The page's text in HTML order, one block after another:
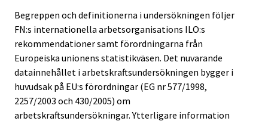
Begreppen och definitionerna i undersökningen följer
FN:s internationella arbetsorganisations ILO:s
rekommendationer samt förordningarna från
Europeiska unionens statistikväsen. Det nuvarande
datainnehållet i arbetskraftsundersökningen bygger i
huvudsak på EU:s förordningar (EG nr 577/1998,
2257/2003 och 430/2005) om
arbetskraftsundersökningar. Ytterligare information